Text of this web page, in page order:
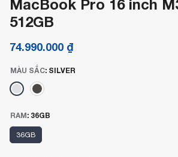
MacBook Pro 16 inch
512GB
74.990.000 ₫
MÀU SẮC: SILVER
RAM: 36GB
36GB